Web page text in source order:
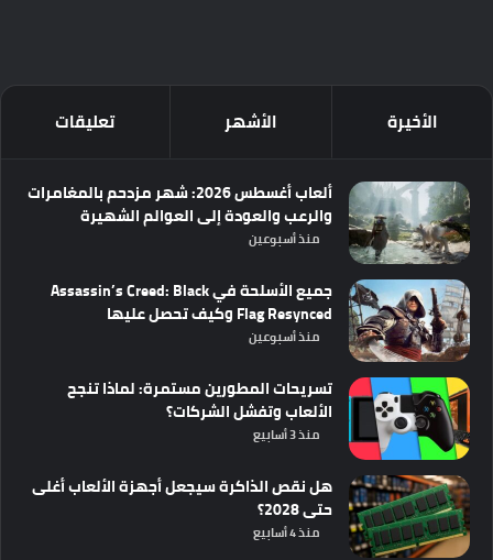
الأخيرة الأشهر تعليقات
ألعاب أغسطس 2026: شهر مزدحم بالمغامرات
والرعب والعودة إلى العوالم الشهيرة
منذ أسبوعين
جميع الأسلحة في Assassin’s Creed: Black
Flag Resynced وكيف تحصل عليها
منذ أسبوعين
تسريحات المطورين مستمرة: لماذا تنجح
الألعاب وتفشل الشركات؟
منذ 3 أسابيع
هل نقص الذاكرة سيجعل أجهزة الألعاب أغلى
حتى 2028؟
منذ 4 أسابيع